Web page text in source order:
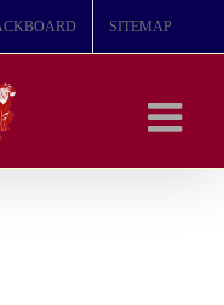
SITEMAP